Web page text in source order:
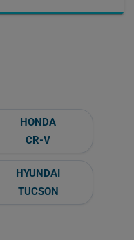
HONDA
CR-V
HYUNDAI
TUCSON